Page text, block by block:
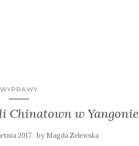
WYPRAWY
Chinatown w Yangonie
2017 by Magda Zelewska